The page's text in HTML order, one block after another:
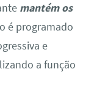
mantém os
é programado
e
a função